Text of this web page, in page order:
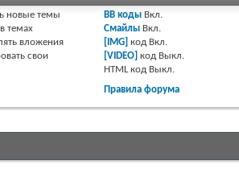
новые темы
темах
вложения
свои
BB коды Вкл.
Смайлы Вкл.
[IMG] код Вкл.
[VIDEO] код Выкл.
HTML код Выкл.
Правила форума